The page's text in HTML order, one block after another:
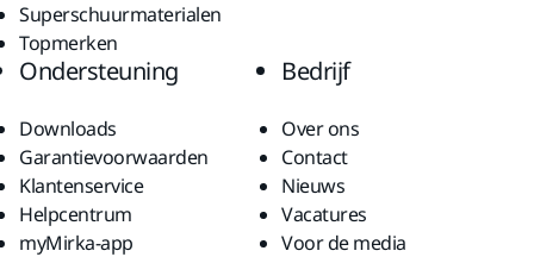
Superschuurmaterialen
Topmerken
Ondersteuning
Downloads
Garantievoorwaarden
Klantenservice
Helpcentrum
myMirka-app
Bedrijf
Over ons
Contact
Nieuws
Vacatures
Voor de media